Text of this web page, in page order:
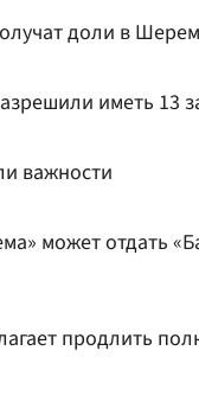
доли в
иметь 13
важности
может отдать
продлить